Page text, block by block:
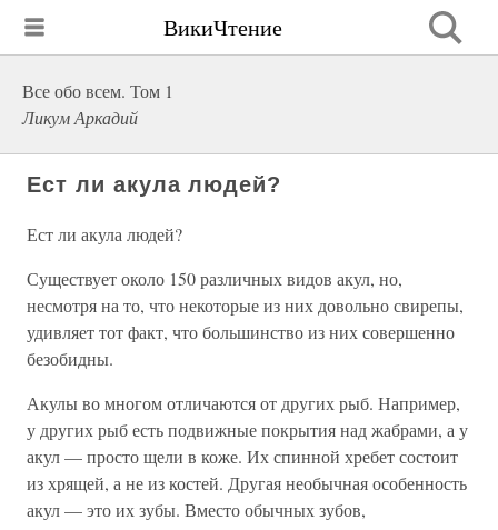
ВикиЧтение
Все обо всем. Том 1
Ликум Аркадий
Ест ли акула людей?
Ест ли акула людей?
Существует около 150 различных видов акул, но,
несмотря на то, что некоторые из них довольно свирепы,
удивляет тот факт, что большинство из них совершенно
безобидны.
Акулы во многом отличаются от других рыб. Например,
у других рыб есть подвижные покрытия над жабрами, а у
акул — просто щели в коже. Их спинной хребет состоит
из хрящей, а не из костей. Другая необычная особенность
акул — это их зубы. Вместо обычных зубов,